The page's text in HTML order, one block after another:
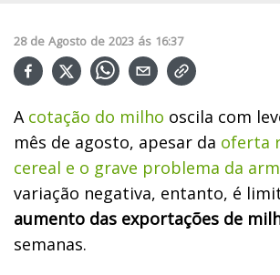
28 de Agosto de 2023 ás 16:37
A cotação do milho oscila com
mês de agosto, apesar da oferta
cereal e o grave problema da
variação negativa, entanto, é
aumento das exportações de
semanas.